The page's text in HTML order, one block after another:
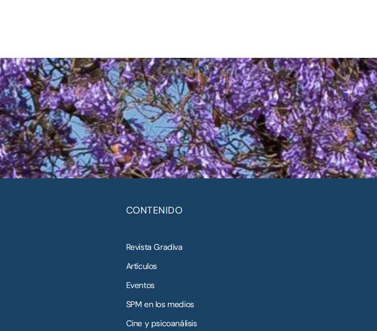
CONTENIDO
Revista Gradiva
Artículos
Eventos
SPM en los medios
Cine y psicoanálisis